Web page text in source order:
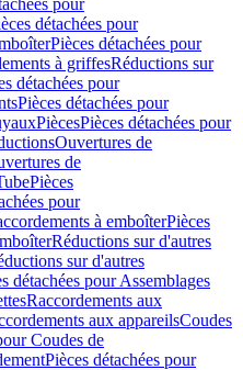
pour
détachées pour
Pièces détachées pour
à griffesRéductions sur
détachées pour
Pièces détachées pour
PiècesPièces détachées pour
Ouvertures de
de
Pièces
pour
à emboîterPièces
Réductions sur d'autres
sur d'autres
détachées pour Assemblages
Raccordements aux
aux appareilsCoudes
Coudes de
Pièces détachées pour